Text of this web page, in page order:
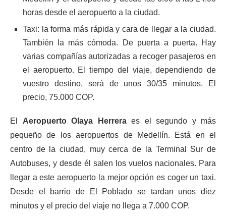
horas desde el aeropuerto a la ciudad.
Taxi: la forma más rápida y cara de llegar a la ciudad.
También la más cómoda. De puerta a puerta. Hay
varias compañías autorizadas a recoger pasajeros en
el aeropuerto. El tiempo del viaje, dependiendo de
vuestro destino, será de unos 30/35 minutos. El
precio, 75.000 COP.
El Aeropuerto Olaya Herreraes el segundo y más
pequeño de los aeropuertos de Medellín. Está en el
centro de la ciudad, muy cerca de la Terminal Sur de
Autobuses, y desde él salen los vuelos nacionales. Para
llegar a este aeropuerto la mejor opción es coger un taxi.
Desde el barrio de El Poblado se tardan unos diez
minutos y el precio del viaje no llega a 7.000 COP.